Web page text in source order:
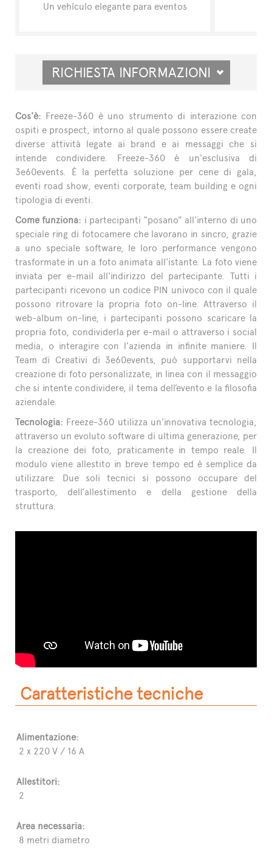
Un vehículo elegante para eventos
RICHIESTA INFORMAZIONI
Cos'è: Freeze-360 è uno strumento di interazione con
ospiti e prospect, intorno al quale possono essere create
diverse attività legate ai brand e ai messaggi che si
intende condividere. Freeze-360 è un'esclusiva di
3e60events. È la perfetta soluzione per cene di gala,
eventi road show, eventi corporate, team building e ogni
tipologia di eventi.
Come funziona: i partecipanti “posano” all'interno di uno
speciale ring di fotocamere che lavorano in sincro, grazie
a uno speciale software, le loro performance vengono
trasformate in un a foto animata all'istante. La foto viene
inviata per e-mail all'indirizzo del partecipante. Tutti i
partecipanti ricevono un codice PIN univoco con il quale
possono ritrovare la propria foto on-line. Attraverso il
web-album on-line, i partecipanti possono scaricare la
propria foto, condividerla per e-mail o attraverso i social
media, o interagire con l'azienda in infinite maniere. Il
Team di Creativi di 3e60events, può supportarvi nella
creazione di foto personalizzate, in linea con il messaggio
che si intente condividere, il tema dell’evento e la filosofia
aziendale.
Tecnologia: Freeze-360 utilizza un'innovativa tecnologia,
attraverso un evoluto software di ultima generazione, per
la creazione dei foto, praticamente in tempo reale. Il
modulo viene allestito in breve tempo ed è semplice da
utilizzare. Due soli tecnici si possono occupare del
trasporto, dell’allestimento e della gestione della
struttura.
Caratteristiche tecniche
Alimentazione:
2 x 220 V / 16 A
Allestitori:
2
Area necessaria:
8 metri diametro